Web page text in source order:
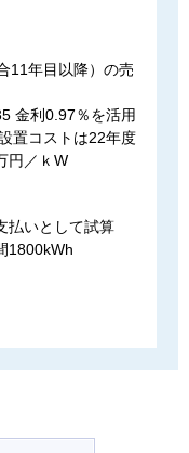
11年目以降）の売
金利0.97％を活用
置コストは22年度
円／ｋW
払いとして試算
1800kWh